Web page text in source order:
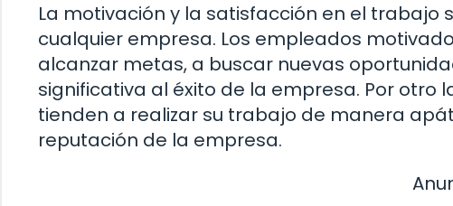
La motivación y la satisfacción en el trabajo
cualquier empresa. Los empleados
alcanzar metas, a buscar nuevas
significativa al éxito de la empresa. Por otro
tienden a realizar su trabajo de manera
reputación de la empresa.